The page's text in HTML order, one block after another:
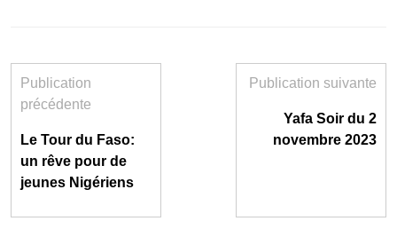
Publication
précédente
Le Tour du Faso:
un rêve pour de
jeunes Nigériens
Publication suivante
Yafa Soir du 2
novembre 2023